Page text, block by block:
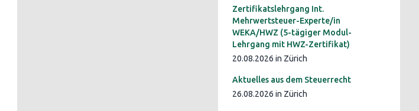
Zertifikatslehrgang Int.
Mehrwertsteuer-Experte/in
WEKA/HWZ (5-tägiger Modul-
Lehrgang mit HWZ-Zertifikat)
20.08.2026 in Zürich
Aktuelles aus dem Steuerrecht
26.08.2026 in Zürich